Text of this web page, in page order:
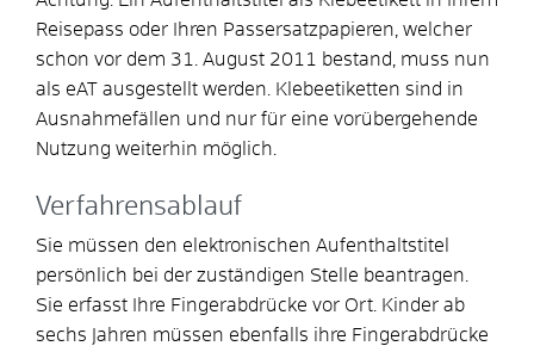
Reisepass oder Ihren Passersatzpapieren, welcher
schon vor dem 31. August 2011 bestand, muss nun
als eAT ausgestellt werden. Klebeetiketten sind in
Ausnahmefällen und nur für eine vorübergehende
Nutzung weiterhin möglich.
Verfahrensablauf
Sie müssen den elektronischen Aufenthaltstitel
persönlich bei der zuständigen Stelle beantragen.
Sie erfasst Ihre Fingerabdrücke vor Ort. Kinder ab
sechs Jahren müssen ebenfalls ihre Fingerabdrücke